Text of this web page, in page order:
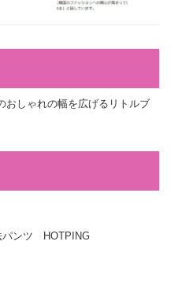
しゃれの幅を広げるリトルブ
パンツ HOTPING